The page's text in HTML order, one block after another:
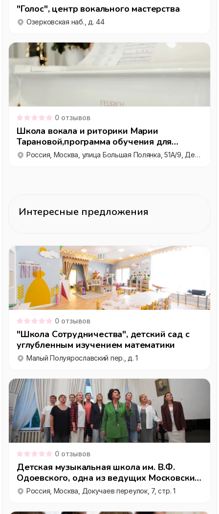
"Голос", центр вокального мастерства
Озерковская наб., д. 44
0 отзывов
Школа вокала и риторики Марии
Тарановой,программа обучения для
любого уровня
Россия, Москва, улица Большая Полянка, 51А/9, Деловой центр Полянка, этаж 1
Интересные предложения
0 отзывов
"Школа Сотрудничества", детский сад с
углубленным изучением математики
Малый Полуярославский пер., д. 1
0 отзывов
Детская музыкальная школа им. В.Ф.
Одоевского, одна из ведущих Московских
школ искусств
Россия, Москва, Докучаев переулок, 7, стр. 1